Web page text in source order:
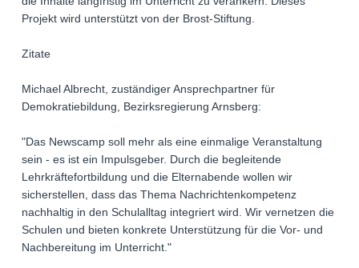
Projekt wird unterstützt von der Brost-Stiftung.
Zitate
Michael Albrecht, zuständiger Ansprechpartner für
Demokratiebildung, Bezirksregierung Arnsberg:
"Das Newscamp soll mehr als eine einmalige Veranstaltung
sein - es ist ein Impulsgeber. Durch die begleitende
Lehrkräftefortbildung und die Elternabende wollen wir
sicherstellen, dass das Thema Nachrichtenkompetenz
nachhaltig in den Schulalltag integriert wird. Wir vernetzen die
Schulen und bieten konkrete Unterstützung für die Vor- und
Nachbereitung im Unterricht."